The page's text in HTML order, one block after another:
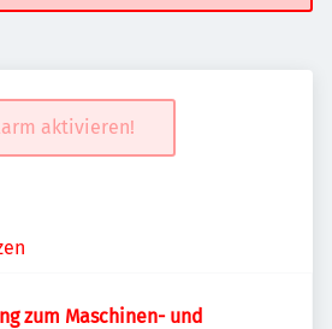
aktivieren!
zum Maschinen- und